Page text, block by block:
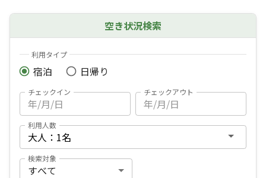
空き状況検索
利用タイプ
宿泊 日帰り
チェックイン チェックアウト
利用人数
検索対象